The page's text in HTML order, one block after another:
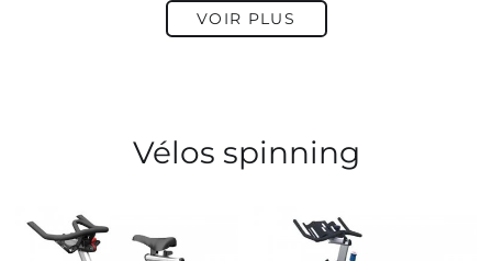
VOIR PLUS
Vélos spinning